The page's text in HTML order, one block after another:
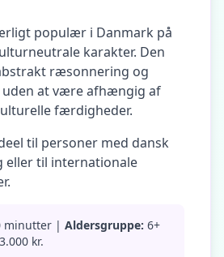
populær i Danmark på
karakter. Den
ræsonnering og
at være afhængig af
færdigheder.
til personer med dansk
eller til internationale
minutter | Aldersgruppe: 6+
kr.